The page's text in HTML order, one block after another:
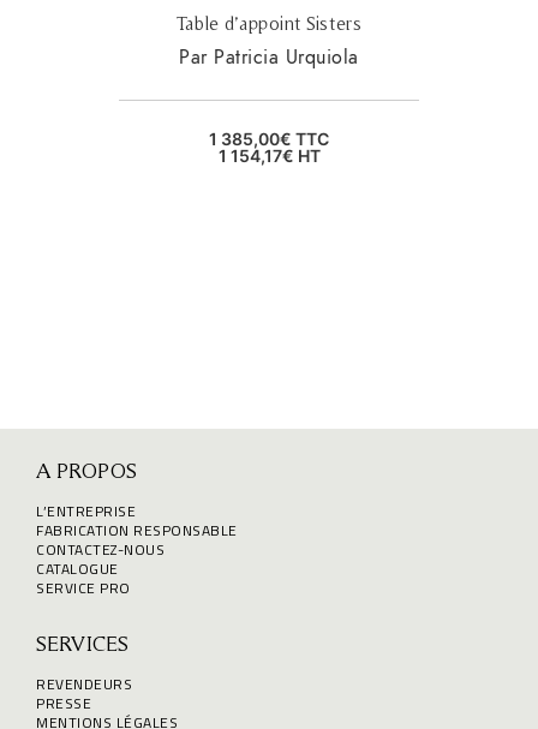
Table d’appoint Sisters
Par Patricia Urquiola
1 385,00€ TTC
1 154,17€ HT
A PROPOS
L’ENTREPRISE
FABRICATION RESPONSABLE
CONTACTEZ-NOUS
CATALOGUE
SERVICE PRO
SERVICES
REVENDEURS
PRESSE
MENTIONS LÉGALES